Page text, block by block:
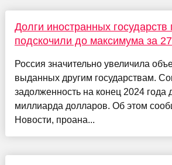
Долги иностранных
подскочили до максимума за
Россия значительно увеличила
выданных другим государствам.
задолженность на конец 2024 года
миллиарда долларов. Об этом
Новости, проана...